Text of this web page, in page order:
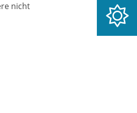
nicht